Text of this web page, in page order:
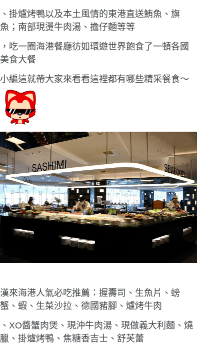
、掛爐烤鴨以及本土風情的東港直送鮪魚、旗
魚；南部現燙牛肉湯、擔仔麵等等
，吃一圈海港餐廳彷如環遊世界飽食了一頓各國
美食大餐
小編這就帶大家來看看這裡都有哪些精采餐食〜
漢來海港人氣必吃推薦：握壽司、生魚片、螃
蟹、蝦、生菜沙拉、德國豬腳、爐烤牛肉
、 XO醬蟹肉煲、現沖牛肉湯、現做義大利麵、燒
臘、掛爐烤鴨、焦糖香吉士、舒芙蕾